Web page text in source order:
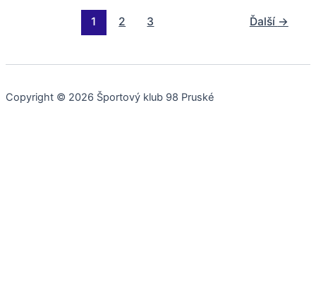
1 2 3 Ďalší →
Copyright © 2026 Športový klub 98 Pruské